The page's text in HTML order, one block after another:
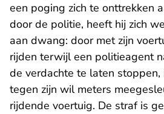
een poging zich te onttrekken
door de politie, heeft hij zich
aan dwang: door met zijn
rijden terwijl een politieagent
de verdachte te laten
tegen zijn wil meters
rijdende voertuig. De straf is